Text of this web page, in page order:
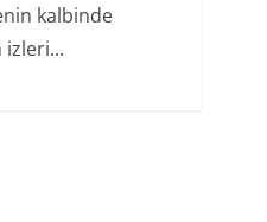
kalbinde
izleri...